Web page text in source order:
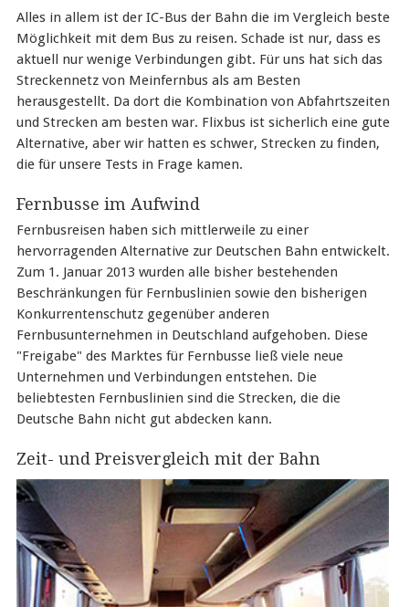
Alles in allem ist der IC-Bus der Bahn die im Vergleich beste
Möglichkeit mit dem Bus zu reisen. Schade ist nur, dass es
aktuell nur wenige Verbindungen gibt. Für uns hat sich das
Streckennetz von Meinfernbus als am Besten
herausgestellt. Da dort die Kombination von Abfahrtszeiten
und Strecken am besten war. Flixbus ist sicherlich eine gute
Alternative, aber wir hatten es schwer, Strecken zu finden,
die für unsere Tests in Frage kamen.
Fernbusse im Aufwind
Fernbusreisen haben sich mittlerweile zu einer
hervorragenden Alternative zur Deutschen Bahn entwickelt.
Zum 1. Januar 2013 wurden alle bisher bestehenden
Beschränkungen für Fernbuslinien sowie den bisherigen
Konkurrentenschutz gegenüber anderen
Fernbusunternehmen in Deutschland aufgehoben. Diese
"Freigabe" des Marktes für Fernbusse ließ viele neue
Unternehmen und Verbindungen entstehen. Die
beliebtesten Fernbuslinien sind die Strecken, die die
Deutsche Bahn nicht gut abdecken kann.
Zeit- und Preisvergleich mit der Bahn